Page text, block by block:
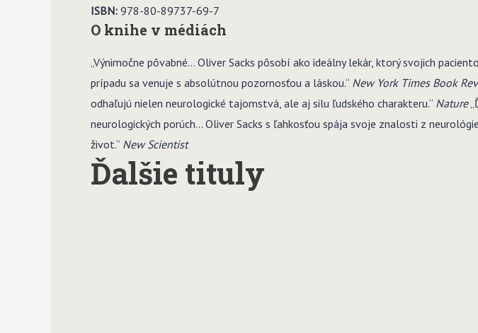
ISBN: 978-80-89737-69-7
O knihe v médiách
„Výnimočne pôvabné… Oliver Sacks pôsobí ako ideálny lekár, ktorý svojich
prípadu sa venuje s absolútnou pozornosťou a láskou.“ New York Times Book
odhaľujú nielen neurologické tajomstvá, ale aj silu ľudského charakteru.“ Nature
neurologických porúch… Oliver Sacks s ľahkosťou spája svoje znalosti z
život.“ New Scientist
Ďalšie tituly